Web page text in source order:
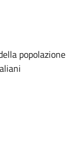
popolazione